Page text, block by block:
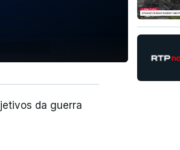
da guerra